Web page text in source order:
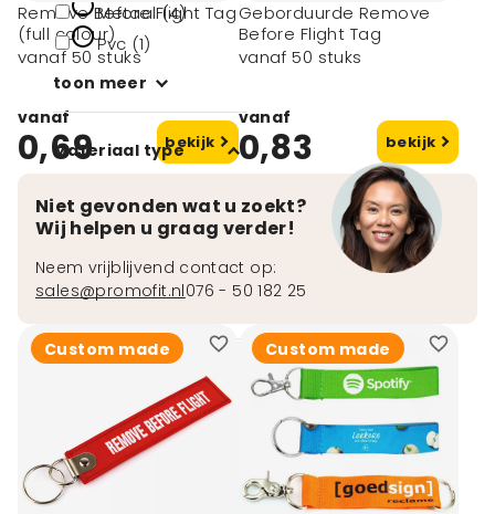
Metaal (4)
Pvc (1)
toon meer
Materiaal type
Rpet (1)
PET (2)
PU (1)
PVC (1)
Remove Before Flight Tag
(full colour)
vanaf 50 stuks
vanaf
0,69 bekijk
Geborduurde Remove
Before Flight Tag
vanaf 50 stuks
vanaf
0,83 bekijk
Niet gevonden wat u zoekt?
Wij helpen u graag verder!
Neem vrijblijvend contact op:
sales@promofit.nl076 - 50 182 25
Custom made Custom made